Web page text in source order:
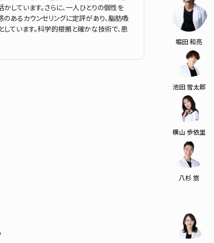
しています。さらに、一人ひとりの個性を
あるカウンセリングに定評があり、脂肪吸
ています。科学的根拠と確かな技術で、患
堀田 和亮
池田 雪太郎
横山 歩依里
八杉 悠